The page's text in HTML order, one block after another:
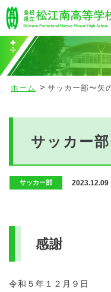
ホーム サッカー部〜矢
サッカー
サッカー部 2023.12.09
感謝
令和５年１２月９日